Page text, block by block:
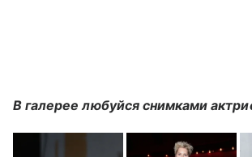
В галерее любуйся снимками